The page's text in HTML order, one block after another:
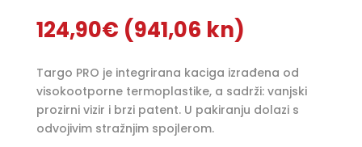
124,90€ (941,06 kn)
Targo PRO je integrirana kaciga izrađena od
visokootporne termoplastike, a sadrži: vanjski
prozirni vizir i brzi patent. U pakiranju dolazi s
odvojivim stražnjim spojlerom.